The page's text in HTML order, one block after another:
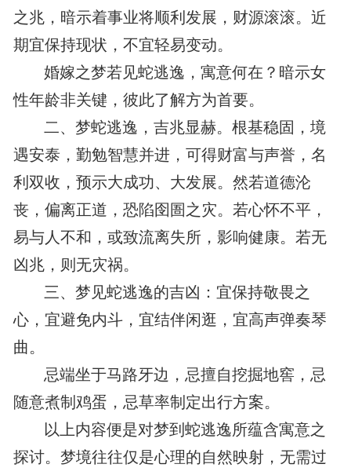
之兆，暗示着事业将顺利发展，财源滚滚。近
期宜保持现状，不宜轻易变动。
婚嫁之梦若见蛇逃逸，寓意何在？暗示女
性年龄非关键，彼此了解方为首要。
二、梦蛇逃逸，吉兆显赫。根基稳固，境
遇安泰，勤勉智慧并进，可得财富与声誉，名
利双收，预示大成功、大发展。然若道德沦
丧，偏离正道，恐陷囹圄之灾。若心怀不平，
易与人不和，或致流离失所，影响健康。若无
凶兆，则无灾祸。
三、梦见蛇逃逸的吉凶：宜保持敬畏之
心，宜避免内斗，宜结伴闲逛，宜高声弹奏琴
曲。
忌端坐于马路牙边，忌擅自挖掘地窖，忌
随意煮制鸡蛋，忌草率制定出行方案。
以上内容便是对梦到蛇逃逸所蕴含寓意之
探讨。梦境往往仅是心理的自然映射，无需过